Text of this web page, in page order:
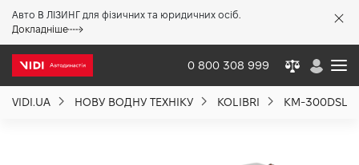
Авто В ЛІЗИНГ для фізичних та юридичних осіб.
Докладніше
0 800 308 999
VIDI.UA НОВУ ВОДНУ ТЕХНІКУ KOLIBRI KM-300DSL